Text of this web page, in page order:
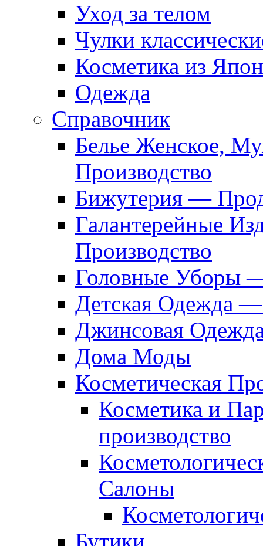
Уход за телом
Чулки
Косметика из
Одежда
Справочник
Белье Женское,
Производство
Бижутерия —
Галантерейные
Производство
Головные Уборы
Детская Одежда
Джинсовая
Дома Моды
Косметическая
Косметика и
производство
Салоны